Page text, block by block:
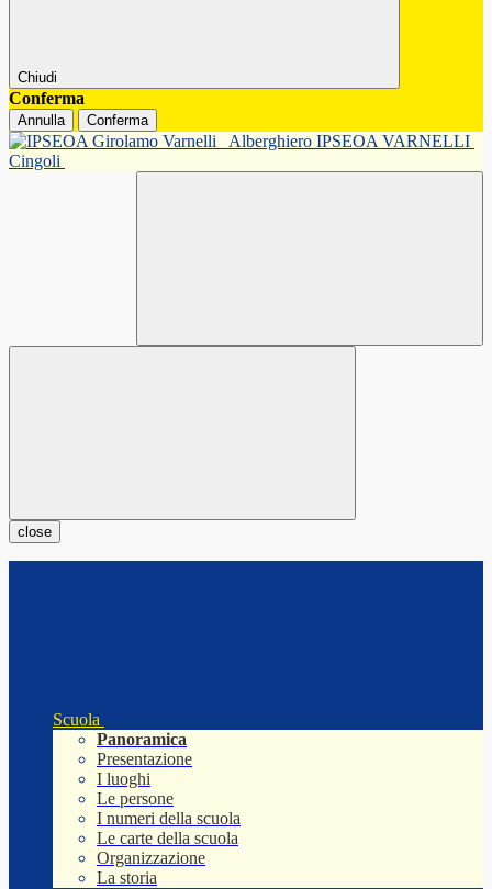
Chiudi
Conferma
Annulla Conferma
Alberghiero IPSEOA VARNELLI
Cingoli
close
Scuola
Panoramica
Presentazione
I luoghi
Le persone
I numeri della scuola
Le carte della scuola
Organizzazione
La storia